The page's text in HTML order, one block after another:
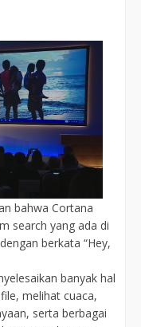
bahwa Cortana
search yang ada di
berkata “Hey,
banyak hal
melihat cuaca,
serta berbagai